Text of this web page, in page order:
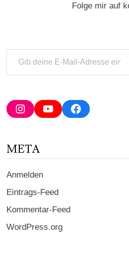
Folge mir auf
deine
Adresse
ein ...
InstagramYouTubeFacebook
META
Anmelden
Eintrags-Feed
Kommentar-Feed
WordPress.org